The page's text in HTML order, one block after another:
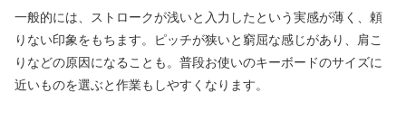
一般的には、ストロークが浅いと入力したという実感が薄く、頼
りない印象をもちます。ピッチが狭いと窮屈な感じがあり、肩こ
りなどの原因になることも。普段お使いのキーボードのサイズに
近いものを選ぶと作業もしやすくなります。